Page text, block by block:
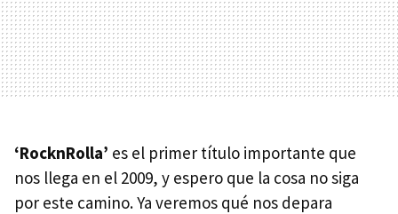
‘RocknRolla’ es el primer título importante que
nos llega en el 2009, y espero que la cosa no siga
por este camino. Ya veremos qué nos depara